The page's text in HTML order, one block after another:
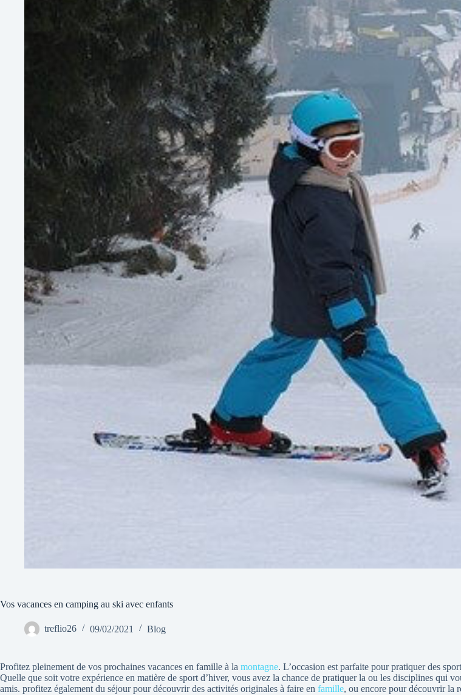
Vos vacances en camping au ski avec enfants
treflio26 09/02/2021 Blog
Profitez pleinement de vos prochaines vacances en famille à la montagne. L’occasion est parfaite pour pratiquer des
Quelle que soit votre expérience en matière de sport d’hiver, vous avez la chance de pratiquer la ou les disciplines qui
amis. profitez également du séjour pour découvrir des activités originales à faire en famille, ou encore pour découvrir la